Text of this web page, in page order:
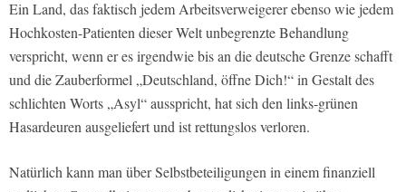
Ein Land, das faktisch jedem Arbeitsverweigerer ebenso wie jedem
Hochkosten-Patienten dieser Welt unbegrenzte Behandlung
verspricht, wenn er es irgendwie bis an die deutsche Grenze schafft
und die Zauberformel „Deutschland, öffne Dich!“ in Gestalt des
schlichten Worts „Asyl“ ausspricht, hat sich den links-grünen
Hasardeuren ausgeliefert und ist rettungslos verloren.
Natürlich kann man über Selbstbeteiligungen in einem finanziell